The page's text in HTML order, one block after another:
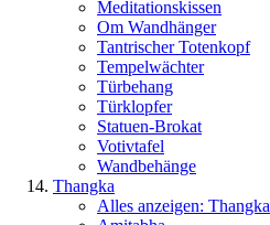
Meditationskissen
Om Wandhänger
Tantrischer Totenkopf
Tempelwächter
Türbehang
Türklopfer
Statuen-Brokat
Votivtafel
Wandbehänge
Thangka
Alles anzeigen: Thangka